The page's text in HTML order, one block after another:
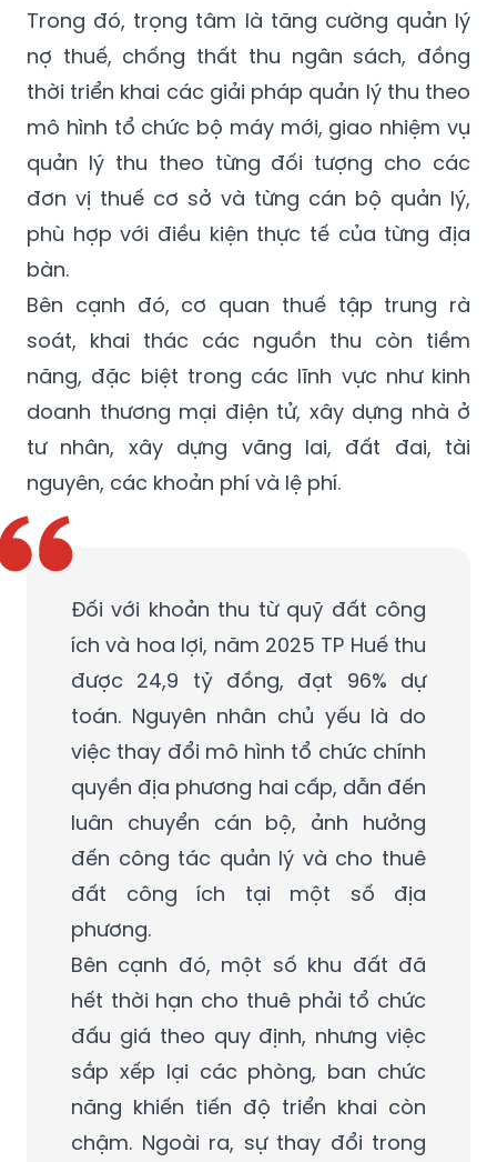
Trong đó, trọng tâm là tăng cường quản lý
nợ thuế, chống thất thu ngân sách, đồng
thời triển khai các giải pháp quản lý thu theo
mô hình tổ chức bộ máy mới, giao nhiệm vụ
quản lý thu theo từng đối tượng cho các
đơn vị thuế cơ sở và từng cán bộ quản lý,
phù hợp với điều kiện thực tế của từng địa
bàn.
Bên cạnh đó, cơ quan thuế tập trung rà
soát, khai thác các nguồn thu còn tiềm
năng, đặc biệt trong các lĩnh vực như kinh
doanh thương mại điện tử, xây dựng nhà ở
tư nhân, xây dựng vãng lai, đất đai, tài
nguyên, các khoản phí và lệ phí.
Đối với khoản thu từ quỹ đất công
ích và hoa lợi, năm 2025 TP Huế thu
được 24,9 tỷ đồng, đạt 96% dự
toán. Nguyên nhân chủ yếu là do
việc thay đổi mô hình tổ chức chính
quyền địa phương hai cấp, dẫn đến
luân chuyển cán bộ, ảnh hưởng
đến công tác quản lý và cho thuê
đất công ích tại một số địa
phương.
Bên cạnh đó, một số khu đất đã
hết thời hạn cho thuê phải tổ chức
đấu giá theo quy định, nhưng việc
sắp xếp lại các phòng, ban chức
năng khiến tiến độ triển khai còn
chậm. Ngoài ra, sự thay đổi trong